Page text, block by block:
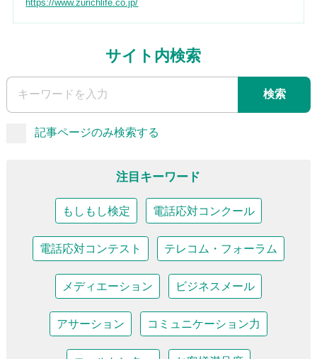
https://www.zurichlife.co.jp/
サイト内検索
検索
記事ページのみ検索する
注目キーワード
もしもし検定 電話応対コンクール
電話応対コンテスト テレコム・フォーラム
メディエーション ビジネスメール
アサーション コミュニケーション力